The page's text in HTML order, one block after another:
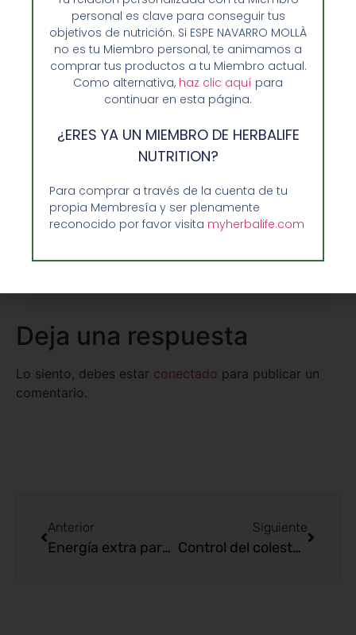
productos de primera mano y acceder a una
mayor información gracias a nuestro personal
especializado en nutrición.
Compartir:
Pinterest LinkedIn
Deja una respuesta
Lo siento, debes estar conectado para publicar un
comentario.
Anterior
Energía extra para el otoño
Siguiente
Control del colesterol con EnformaHerbal
personal es clave para conseguir tus
objetivos de nutrición. Si ESPE NAVARRO MOLLÀ
no es tu Miembro personal, te animamos a
comprar tus productos a tu Miembro actual.
Como alternativa, haz clic aquí para
continuar en esta página.
¿ERES YA UN MIEMBRO DE HERBALIFE
NUTRITION?
Para comprar a través de la cuenta de tu
propia Membresía y ser plenamente
reconocido por favor visita myherbalife.com